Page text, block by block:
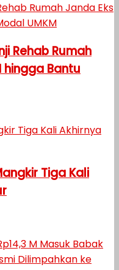
Rehab Rumah
hingga Bantu
Tiga Kali